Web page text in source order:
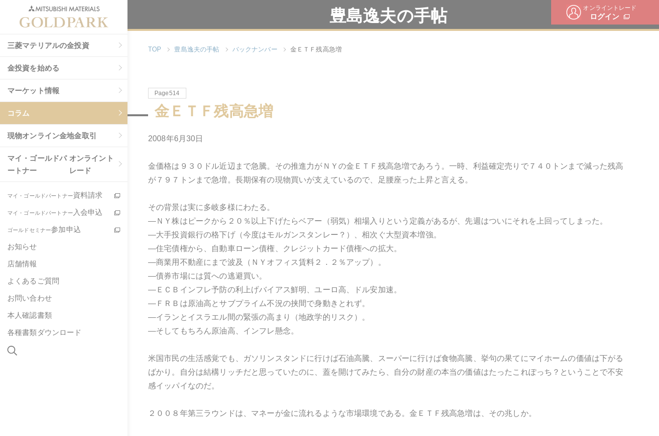
オンライントレード
ログイン
三菱マテリアルの金投資
金投資を始める
マーケット情報
コラム
現物オンライン金地金取引
マイ・ゴールドパ
ートナー
オンライント
レード
マイ・ゴールドパートナー資料請求
マイ・ゴールドパートナー 入会申込
ゴールドセミナー参加申込
お知らせ
店舗情報
よくあるご質問
お問い合わせ
本人確認書類
各種書類ダウンロード
豊島逸夫の手帖
TOP 豊島逸夫の手帖 バックナンバー 金ＥＴＦ残高急増
Page514
金ＥＴＦ残高急増
2008年6月30日
金価格は９３０ドル近辺まで急騰。その推進力がＮＹの金ＥＴＦ残高急増であろう。一時、利益確定売りで７４０トンまで減った残高
が７９７トンまで急増。長期保有の現物買いが支えているので、足腰座った上昇と言える。
その背景は実に多岐多様にわたる。
―ＮＹ株はピークから２０％以上下げたらベアー（弱気）相場入りという定義があるが、先週はついにそれを上回ってしまった。
―大手投資銀行の格下げ（今度はモルガンスタンレー？）、相次ぐ大型資本増強。
―住宅債権から、自動車ローン債権、クレジットカード債権への拡大。
―商業用不動産にまで波及（ＮＹオフィス賃料２．２％アップ）。
―債券市場には質への逃避買い。
―ＥＣＢインフレ予防の利上げバイアス鮮明、ユーロ高、ドル安加速。
―ＦＲＢは原油高とサブプライム不況の挟間で身動きとれず。
―イランとイスラエル間の緊張の高まり（地政学的リスク）。
―そしてもちろん原油高、インフレ懸念。
米国市民の生活感覚でも、ガソリンスタンドに行けば石油高騰、スーパーに行けば食物高騰、挙句の果てにマイホームの価値は下がる
ばかり。自分は結構リッチだと思っていたのに、蓋を開けてみたら、自分の財産の本当の価値はたったこれぽっち？ということで不安
感イッパイなのだ。
２００８年第三ラウンドは、マネーが金に流れるような市場環境である。金ＥＴＦ残高急増は、その兆しか。